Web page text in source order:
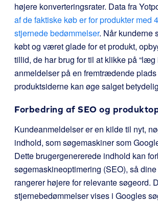
højere konverteringsrater. Data fra
af de faktiske køb er for produkter med
stjernede bedømmelser. Når kunderne
købt og været glade for et produkt,
tillid, de har brug for til at klikke på “læg
anmeldelser på en fremtrædende
produktsiderne kan øge salget
Forbedring af SEO og
Kundeanmeldelser er en kilde til nyt,
indhold, som søgemaskiner som
Dette brugergenererede indhold kan
søgemaskineoptimering (SEO), så
rangerer højere for relevante søgeord.
stjernebedømmelser vises i Googles